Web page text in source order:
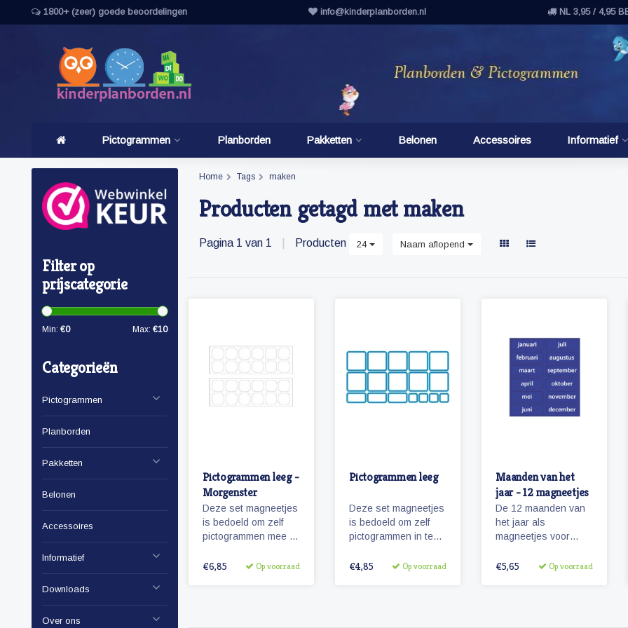
1800+ (zeer) goede beoordelingen info@kinderplanborden.nl NL 3,95 / 4,95
Pictogrammen Planborden Pakketten Belonen Accessoires Informatief
Filter op
prijscategorie
Min: €0 Max: €10
Categorieën
Pictogrammen
Planborden
Pakketten
Belonen
Accessoires
Informatief
Downloads
Over ons
Home Tags maken
Producten getagd met maken
Pagina 1 van 1 Producten 24 Naam aflopend
Pictogrammen leeg -
Morgenster
Deze set magneetjes
is bedoeld om zelf
pictogrammen mee te
magneetjes hebben
€6,85 Op voorraad
Pictogrammen leeg
Deze set magneetjes
is bedoeld om zelf
pictogrammen in te
magneetjes de
€4,85 Op voorraad
Maanden van het
jaar - 12 magneetjes
De 12 maanden van
het jaar als
magneetjes voor
agendafuntie.
€5,65 Op voorraad